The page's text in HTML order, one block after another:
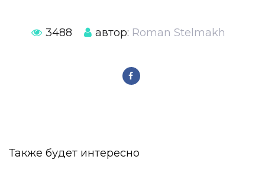
3488 автор: Roman Stelmakh
Также будет интересно